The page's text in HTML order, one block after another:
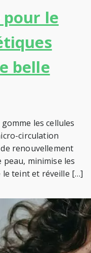
le
belle
les cellules
circulation
renouvellement
minimise les
teint et réveille […]